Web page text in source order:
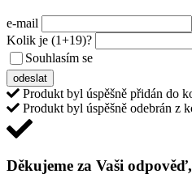
e-mail
Kolik je (1+19)?
Souhlasím se
odeslat
Produkt byl úspěšně přidán do
Produkt byl úspěšně odebrán z
Děkujeme za Vaši odpověď,